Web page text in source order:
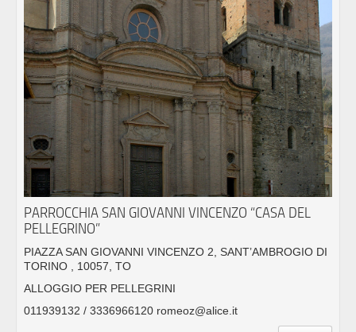
PARROCCHIA SAN GIOVANNI VINCENZO “CASA DEL
PELLEGRINO”
PIAZZA SAN GIOVANNI VINCENZO 2, SANT’AMBROGIO DI
TORINO , 10057, TO
ALLOGGIO PER PELLEGRINI
011939132 / 3336966120 romeoz@alice.it